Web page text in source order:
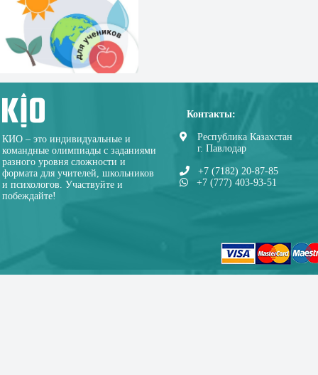
КИО – это индивидуальные и
командные олимпиады с заданиями
разного уровня сложности и
формата для учителей, школьников
и психологов. Участвуйте и
побеждайте!
Контакты:
Республика Казахстан
г. Павлодар
+7 (7182) 20-87-85
+7 (777) 403-93-51